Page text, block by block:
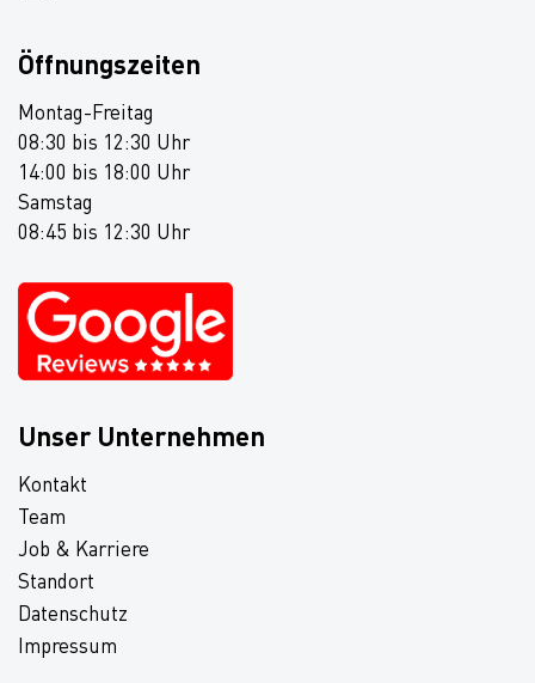
Öffnungszeiten
Montag-Freitag
08:30 bis 12:30 Uhr
14:00 bis 18:00 Uhr
Samstag
08:45 bis 12:30 Uhr
Unser Unternehmen
Kontakt
Team
Job & Karriere
Standort
Datenschutz
Impressum